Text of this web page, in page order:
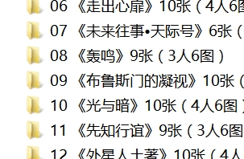
投
稿
文
章
科
幻
登录 注册